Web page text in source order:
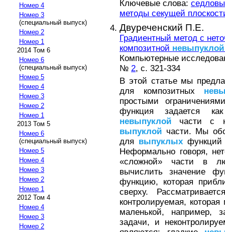
Номер 4
Номер 3
(специальный выпуск)
Номер 2
Номер 1
2014 Том 6
Номер 6
(специальный выпуск)
Номер 5
Номер 4
Номер 3
Номер 2
Номер 1
2013 Том 5
Номер 6
(специальный выпуск)
Номер 5
Номер 4
Номер 3
Номер 2
Номер 1
2012 Том 4
Номер 4
Номер 3
Номер 2
Ключевые слова:
методы секущей
Двуреченский П.Е.
Градиентный метод с
композитной невыпуклой
Компьютерные
№ 2, с. 321-334
В этой статье мы
для композитных
простыми
функция задается
невыпуклой части с
выпуклой части. Мы
для выпуклых
Неформально говоря,
«сложной» части в
вычислить значение
функцию, которая
сверху.
контролируемая,
маленькой, например,
задачи, и